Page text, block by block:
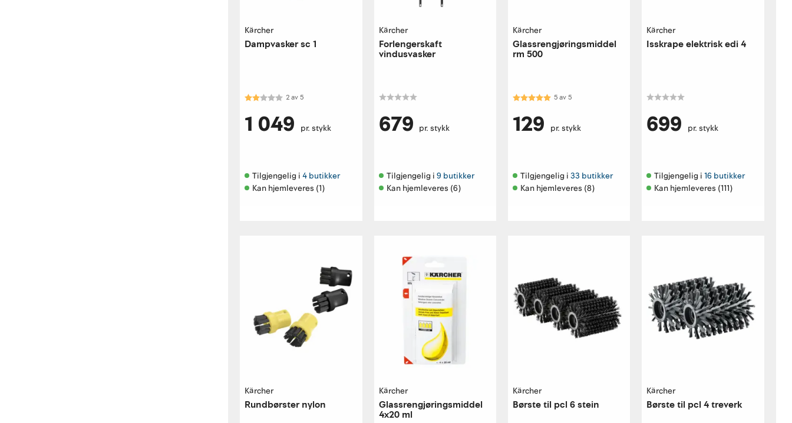
Kärcher
Dampvasker sc 1
Karakter:2.0 av 5 mulige
2av5
1 049 pr. stykk
Tilgjengelig i 4 butikker
Kan hjemleveres (1)
Kärcher
Forlengerskaft
vindusvasker
679 pr. stykk
Tilgjengelig i 9 butikker
Kan hjemleveres (6)
Kärcher
Glassrengjøringsmiddel
rm 500
Karakter:5.0 av 5 mulige
5av5
129 pr. stykk
Tilgjengelig i 33 butikker
Kan hjemleveres (8)
Kärcher
Isskrape elektrisk edi 4
699 pr. stykk
Tilgjengelig i 16 butikker
Kan hjemleveres (111)
Kärcher
Rundbørster nylon
Kärcher
Glassrengjøringsmiddel
4x20 ml
Kärcher
Børste til pcl 6 stein
Kärcher
Børste til pcl 4 treverk